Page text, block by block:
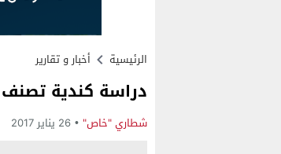
الرئيسية أخبار و تقارير
دراسة كندية تصنف
شطاري "خاص" 26 يناير 2017